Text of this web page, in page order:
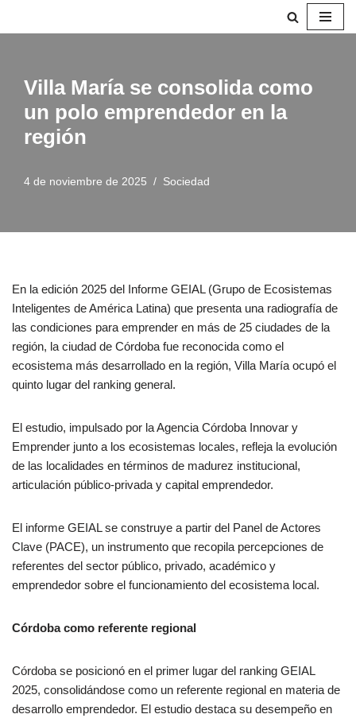
contenido
Villa María se consolida como
un polo emprendedor en la
región
4 de noviembre de 2025 Sociedad
En la edición 2025 del Informe GEIAL (Grupo de Ecosistemas
Inteligentes de América Latina) que presenta una radiografía de
las condiciones para emprender en más de 25 ciudades de la
región, la ciudad de Córdoba fue reconocida como el
ecosistema más desarrollado en la región, Villa María ocupó el
quinto lugar del ranking general.
El estudio, impulsado por la Agencia Córdoba Innovar y
Emprender junto a los ecosistemas locales, refleja la evolución
de las localidades en términos de madurez institucional,
articulación público-privada y capital emprendedor.
El informe GEIAL se construye a partir del Panel de Actores
Clave (PACE), un instrumento que recopila percepciones de
referentes del sector público, privado, académico y
emprendedor sobre el funcionamiento del ecosistema local.
Córdoba como referente regional
Córdoba se posicionó en el primer lugar del ranking GEIAL
2025, consolidándose como un referente regional en materia de
desarrollo emprendedor. El estudio destaca su desempeño en